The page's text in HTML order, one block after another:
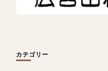
カテゴリー